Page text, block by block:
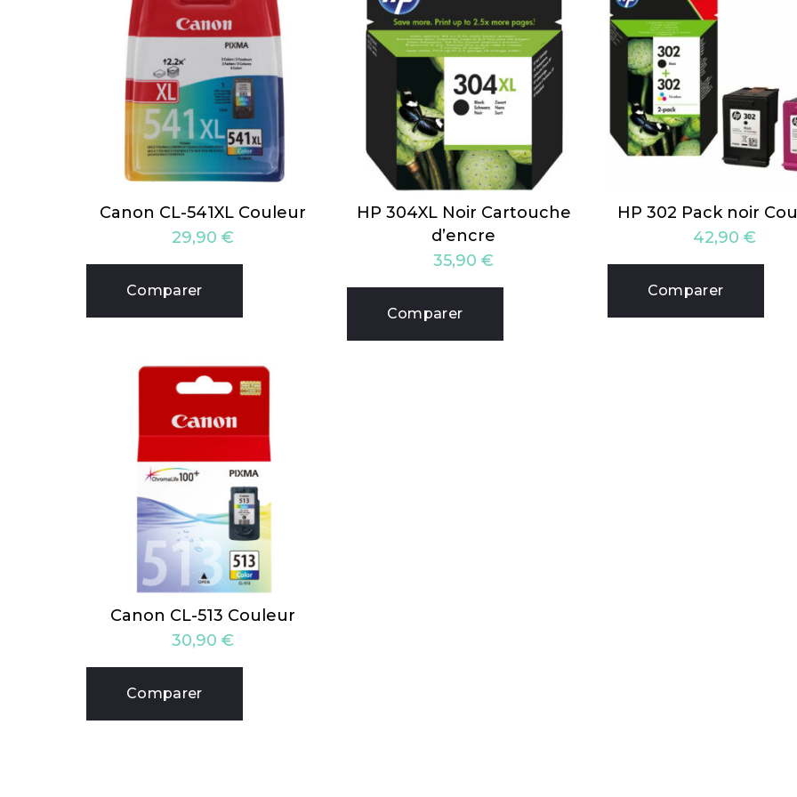
Canon CL-541XL Couleur
29,90€
Comparer
HP 304XL Noir Cartouche
d’encre
35,90€
Comparer
HP 302 Pack noir
42,90 €
Comparer
Canon CL-513 Couleur
30,90€
Comparer